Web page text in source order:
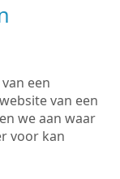
een
van een
we aan waar
voor kan